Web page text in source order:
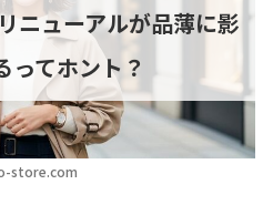
store.com
ニューアルが品薄に影
ってホント？